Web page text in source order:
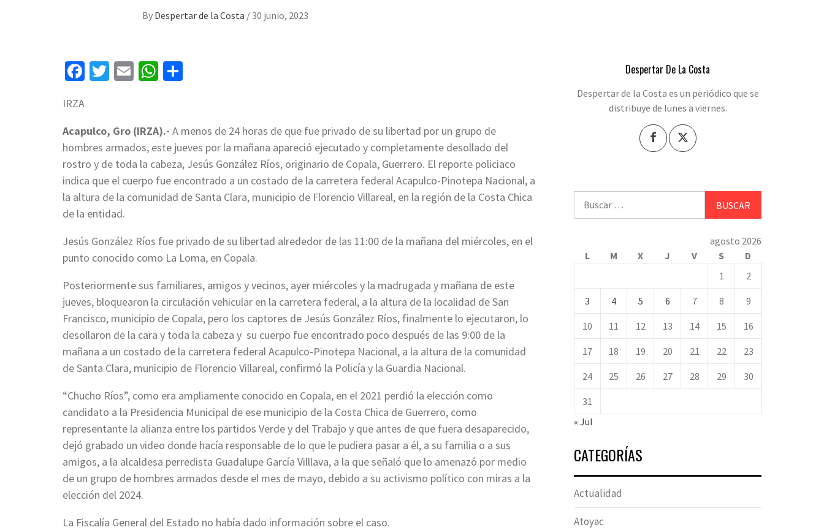
By Despertar de la Costa / 30 junio, 2023
Facebook
Twitter
EmailWhatsApp
IRZA
Acapulco, Gro (IRZA).- A menos de 24 horas de que fue privado de su libertad por un grupo de
hombres armados, este jueves por la mañana apareció ejecutado y completamente desollado del
rostro y de toda la cabeza, Jesús González Ríos, originario de Copala, Guerrero. El reporte policiaco
indica que el cuerpo fue encontrado a un costado de la carretera federal Acapulco-Pinotepa Nacional, a
la altura de la comunidad de Santa Clara, municipio de Florencio Villareal, en la región de la Costa Chica
de la entidad.
Jesús González Ríos fue privado de su libertad alrededor de las 11:00 de la mañana del miércoles, en el
punto conocido como La Loma, en Copala.
Posteriormente sus familiares, amigos y vecinos, ayer miércoles y la madrugada y mañana de este
jueves, bloquearon la circulación vehicular en la carretera federal, a la altura de la localidad de San
Francisco, municipio de Copala, pero los captores de Jesús González Ríos, finalmente lo ejecutaron, lo
desollaron de la cara y toda la cabeza y su cuerpo fue encontrado poco después de las 9:00 de la
mañana a un costado de la carretera federal Acapulco-Pinotepa Nacional, a la altura de la comunidad
de Santa Clara, municipio de Florencio Villareal, confirmó la Policía y la Guardia Nacional.
“Chucho Ríos”, como era ampliamente conocido en Copala, en el 2021 perdió la elección como
candidato a la Presidencia Municipal de ese municipio de la Costa Chica de Guerrero, como
representante la alianza entre los partidos Verde y del Trabajo y que antes de que fuera desaparecido,
dejó grabado un video donde hacía responsable de lo que le pudiera pasar a él, a su familia o a sus
amigos, a la alcaldesa perredista Guadalupe García Villlava, a la que señaló que lo amenazó por medio
de un grupo de hombres armados desde el mes de mayo, debido a su activismo político con miras a la
elección del 2024.
La Fiscalía General del Estado no había dado información sobre el caso.
Despertar De La Costa
Despertar de la Costa es un periódico que se
distribuye de lunes a viernes.
agosto 2026
L
M X J V S
D
1
2
3 4 5 6 7 8 9
10 11 12 13 14 15 16
17 18 19 20 21 22 23
24 25 26 27 28 29 30
31
« Jul
CATEGORÍAS
Actualidad
Atoyac